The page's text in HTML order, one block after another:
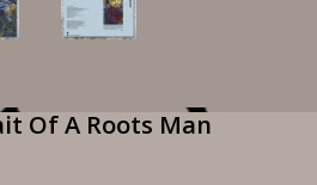
Of A Roots Man